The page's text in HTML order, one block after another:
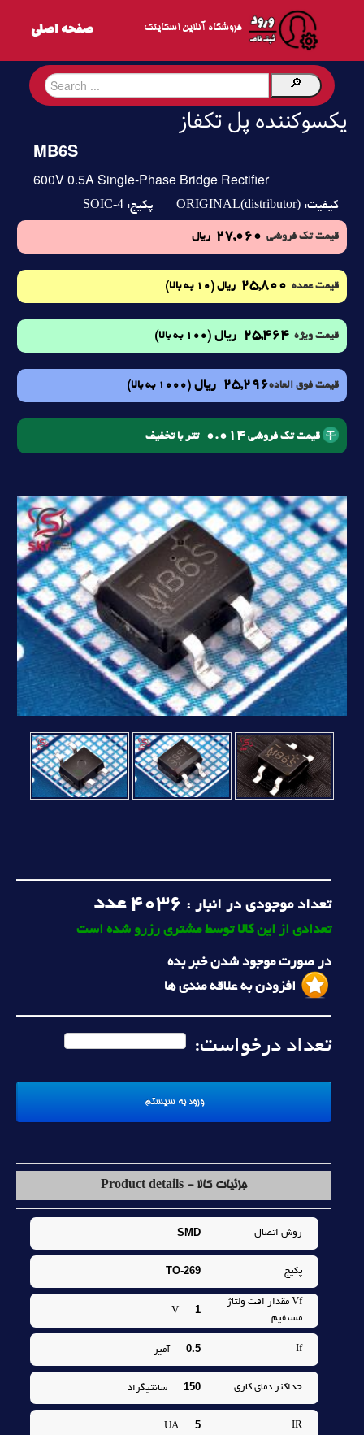
فروشگاه آنلاین اسکایتک
یکسوکننده پل تکفاز
MB6S
600V 0.5A Single-Phase Bridge Rectifier
کیفیت: ORIGINAL(distributor) پکیج: SOIC-4
قیمت تک فروشی 27,060 ریال
قیمت عمده 25,800 ریال (10 به بالا)
قیمت ویژه 25,464 ریال (100 به بالا)
قیمت فوق العاده25,296 ریال (1000 به بالا)
قیمت تک فروشی 0.014 تتر با تخفیف
تعداد موجودی در انبار : 4036 عدد
تعدادی از این کالا توسط مشتری رزرو شده است
در صورت موجود شدن خبر بده
افزودن به علاقه مندی ها
تعداد درخواست:
جزئیات کالا - Product details
روش اتصال SMD
پکيج TO-269
Vf مقدار افت ولتاژ
مستفيم
1
V
If
0.5 آمپر
حداکثر دماي کاري 150 سانتيگراد
IR
5
UA